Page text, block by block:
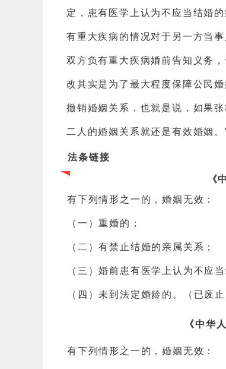
定，患有医学上认为不应当结婚
有重大疾病的情况对于另一方当
双方负有重大疾病婚前告知义务
改其实是为了最大程度保障公民
撤销婚姻关系，也就是说，如果
二人的婚姻关系就还是有效婚姻。
法条链接
《
有下列情形之一的，婚姻无效：
（一）重婚的；
（二）有禁止结婚的亲属关系；
（三）婚前患有医学上认为不应
（四）未到法定婚龄的。（已废止
《中华
有下列情形之一的，婚姻无效：